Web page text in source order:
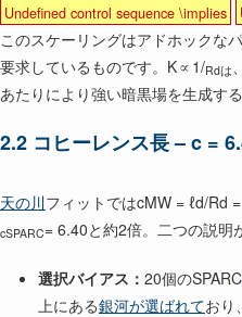
Undefined control sequence \implies
このスケーリングはアドホックな
要求しているものです。K∝1/Rdは
あたりにより強い暗黒場を生成す
2.2 コヒーレンス長 – c =
天の川フィットではcMW = ℓd/Rd
cSPARC= 6.40と約2倍。二つの説明
選択バイアス： 20個のSPARC
上にある銀河が選ばれており